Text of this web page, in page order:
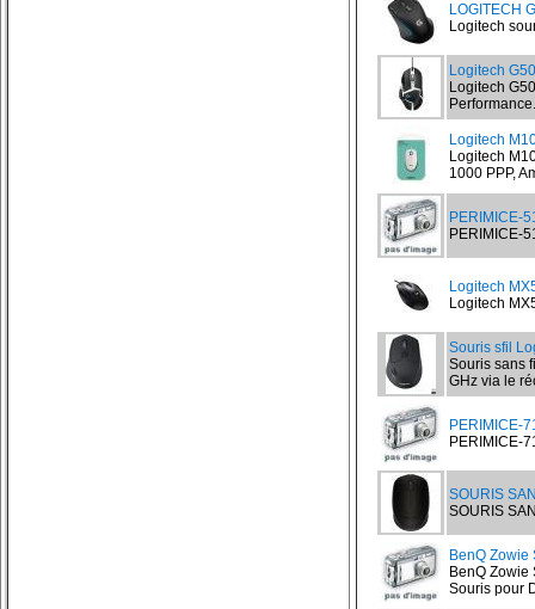
LOGITECH
Logitech
Logitech
Logitech
Logitech
Logitech
1000 PPP,
PERIMICE-
PERIMICE-
Logitech
Logitech
Souris sfil
Souris sans
GHz via le
PERIMICE-
PERIMICE-
SOURIS
SOURIS
BenQ Zowie
BenQ Zowie
Souris pour